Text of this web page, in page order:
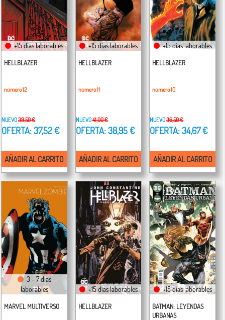
+15 días laborables
HELLBLAZER
número 12
NUEVO39,50 €
OFERTA: 37,52 €
AÑADIR AL CARRITO
+15 días laborables
HELLBLAZER
número 11
NUEVO41,00 €
OFERTA: 38,95 €
AÑADIR AL CARRITO
+15 días laborables
HELLBLAZER
número 10
NUEVO36,50 €
OFERTA: 34,67 €
AÑADIR AL CARRITO
3 - 7 días
laborables
MARVEL MULTIVERSO
+15 días laborables
HELLBLAZER
+15 días laborables
BATMAN: LEYENDAS
URBANAS